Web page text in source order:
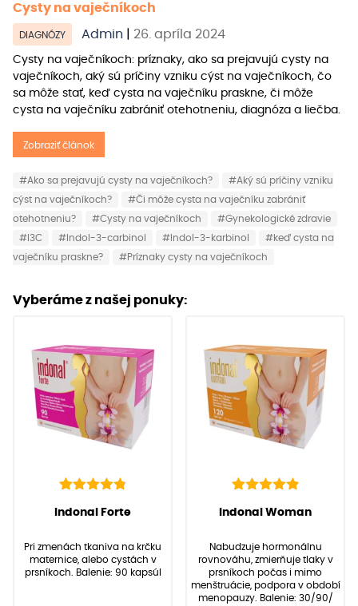
Cysty na vaječníkoch
DIAGNÓZY Admin 26. apríla 2024
Cysty na vaječníkoch: príznaky, ako sa prejavujú cysty na
vaječníkoch, aký sú príčiny vzniku cýst na vaječníkoch, čo
sa môže stať, keď cysta na vaječníku praskne, či môže
cysta na vaječníku zabrániť otehotneniu, diagnóza a liečba.
Zobraziť článok
#Ako sa prejavujú cysty na vaječníkoch?
#Aký sú príčiny vzniku
cýst na vaječníkoch?
#Či môže cysta na vaječníku zabrániť
otehotneniu?
#Cysty na vaječníkoch
#Gynekologické zdravie
#I3C
#Indol-3-carbinol #Indol-3-karbinol
#keď cysta na
vaječníku praskne?
#Príznaky cysty na vaječníkoch
Vyberáme z našej ponuky:
4.91
základe
zákazníckych
recenzií
(142recenzií
Indonal Forte
Pri zmenách tkaniva na krčku
maternice, alebo cystách v
prsníkoch. Balenie: 90 kapsúl
4.97
základe
zákazníckych
recenzií
recenzií zákazníkov)
Indonal Woman
Nabudzuje hormonálnu
rovnováhu, zmierňuje tlaky v
prsníkoch počas i mimo
menštruácie, podpora v období
menopauzy. Balenie: 30/90/